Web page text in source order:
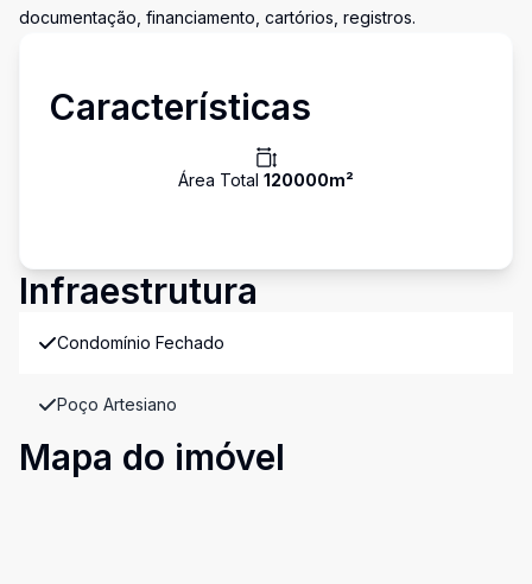
documentação, financiamento, cartórios, registros.
Características
Área Total 120000m²
Infraestrutura
Condomínio Fechado
Poço Artesiano
Mapa do imóvel